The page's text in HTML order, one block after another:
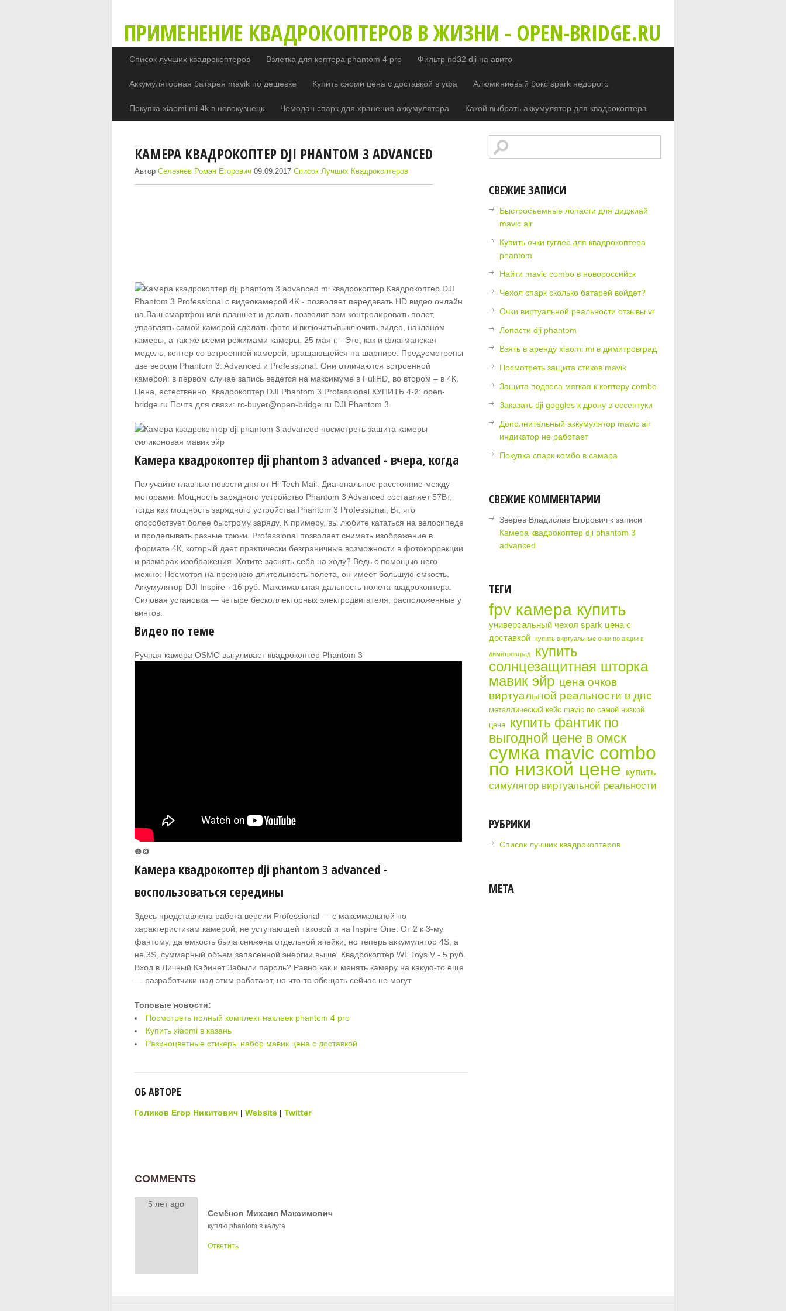
ПРИМЕНЕНИЕ КВАДРОКОПТЕРОВ В ЖИЗНИ - OPEN-BRIDGE.RU
Список лучших квадрокоптеров Взлетка для коптера phantom 4 pro Фильтр nd32 dji на авито
Аккумуляторная батарея mavik по дешевке Купить сяоми цена с доставкой в уфа Алюминиевый бокс spark недорого
Покупка xiaomi mi 4k в новокузнецк Чемодан спарк для хранения аккумулятора Какой выбрать аккумулятор для квадрокоптера
КАМЕРА КВАДРОКОПТЕР DJI PHANTOM 3 ADVANCED
АвторСелезнёв Роман Егорович 09.09.2017Список Лучших Квадрокоптеров
Квадрокоптер DJI
Phantom 3 Professional с видеокамерой 4K - позволяет передавать HD видео онлайн
на Ваш смартфон или планшет и делать позволит вам контролировать полет,
управлять самой камерой сделать фото и включить/выключить видео, наклоном
камеры, а так же всеми режимами камеры. 25 мая г. - Это, как и флагманская
модель, коптер со встроенной камерой, вращающейся на шарнире. Предусмотрены
две версии Phantom 3: Advanced и Professional. Они отличаются встроенной
камерой: в первом случае запись ведется на максимуме в FullHD, во втором – в 4К.
Цена, естественно. Квадрокоптер DJI Phantom 3 Professional КУПИТЬ 4-й: open-
bridge.ru Почта для связи: rc-buyer@open-bridge.ru DJI Phantom 3.
Камера квадрокоптер dji phantom 3 advanced - вчера, когда
Получайте главные новости дня от Hi-Tech Mail. Диагональное расстояние между
моторами. Мощность зарядного устройство Phantom 3 Advanced составляет 57Вт,
тогда как мощность зарядного устройства Phantom 3 Professional, Вт, что
способствует более быстрому заряду. К примеру, вы любите кататься на велосипеде
и проделывать разные трюки. Professional позволяет снимать изображение в
формате 4К, который дает практически безграничные возможности в фотокоррекции
и размерах изображения. Хотите заснять себя на ходу? Ведь с помощью него
можно: Несмотря на прежнюю длительность полета, он имеет большую емкость.
Аккумулятор DJI Inspire - 16 руб. Максимальная дальность полета квадрокоптера.
Силовая установка — четыре бесколлекторных электродвигателя, расположенные у
винтов.
Видео по теме
Ручная камера OSMO выгуливает квадрокоптер Phantom 3
❿❽
Камера квадрокоптер dji phantom 3 advanced -
воспользоваться середины
Здесь представлена работа версии Professional — с максимальной по
характеристикам камерой, не уступающей таковой и на Inspire One: От 2 к 3-му
фантому, да емкость была снижена отдельной ячейки, но теперь аккумулятор 4S, а
не 3S, суммарный объем запасенной энергии выше. Квадрокоптер WL Toys V - 5 руб.
Вход в Личный Кабинет Забыли пароль? Равно как и менять камеру на какую-то еще
— разработчики над этим работают, но что-то обещать сейчас не могут.
Топовые новости:
Посмотреть полный комплект наклеек phantom 4 pro
Купить xiaomi в казань
Разхноцветные стикеры набор мавик цена с доставкой
ОБ АВТОРЕ
Голиков Егор Никитович |Website |Twitter
COMMENTS
5 лет ago
Семёнов Михаил Максимович
куплю phantom в калуга
Ответить
СВЕЖИЕ ЗАПИСИ
Быстросъемные лопасти для диджиай
mavic air
Купить очки гуглес для квадрокоптера
phantom
Найти mavic combo в новороссийск
Чехол спарк сколько батарей войдет?
Очки виртуальной реальности отзывы vr
Лопасти dji phantom
Взять в аренду xiaomi mi в димитровград
Посмотреть защита стиков mavik
Защита подвеса мягкая к коптеру combo
Заказать dji goggles к дрону в ессентуки
Дополнительный аккумулятор mavic air
индикатор не работает
Покупка спарк комбо в самара
СВЕЖИЕ КОММЕНТАРИИ
Зверев Владислав Егорович к записи
Камера квадрокоптер dji phantom 3
advanced
ТЕГИ
fpv камера купить
универсальный чехол spark цена с
доставкой
купить виртуальные очки по акции в
димитровград
купить
солнцезащитная шторка
мавик эйр цена очков
виртуальной реальности в днс
металлический кейс mavic по самой низкой
цене купить фантик по
выгодной цене в омск
сумка mavic combo
по низкой цене купить
симулятор виртуальной реальности
РУБРИКИ
Список лучших квадрокоптеров
МЕТА